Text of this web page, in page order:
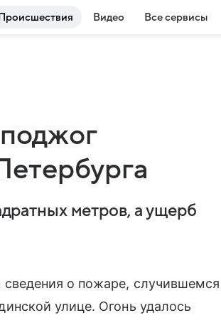
Происшествия Видео Все сервисы
метров, а ущерб
о пожаре, случившемся
улице. Огонь удалось